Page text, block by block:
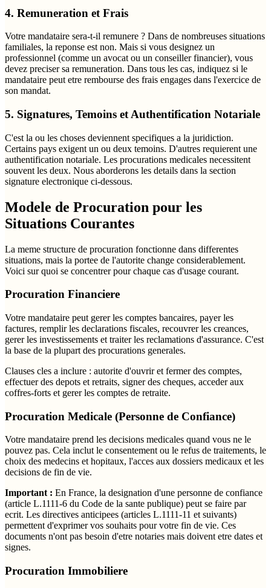
4. Remuneration et Frais
Votre mandataire sera-t-il remunere ? Dans de nombreuses situations
familiales, la reponse est non. Mais si vous designez un
professionnel (comme un avocat ou un conseiller financier), vous
devez preciser sa remuneration. Dans tous les cas, indiquez si le
mandataire peut etre rembourse des frais engages dans l'exercice de
son mandat.
5. Signatures, Temoins et Authentification Notariale
C'est la ou les choses deviennent specifiques a la juridiction.
Certains pays exigent un ou deux temoins. D'autres requierent une
authentification notariale. Les procurations medicales necessitent
souvent les deux. Nous aborderons les details dans la section
signature electronique ci-dessous.
Modele de Procuration pour les
Situations Courantes
La meme structure de procuration fonctionne dans differentes
situations, mais la portee de l'autorite change considerablement.
Voici sur quoi se concentrer pour chaque cas d'usage courant.
Procuration Financiere
Votre mandataire peut gerer les comptes bancaires, payer les
factures, remplir les declarations fiscales, recouvrer les creances,
gerer les investissements et traiter les reclamations d'assurance. C'est
la base de la plupart des procurations generales.
Clauses cles a inclure : autorite d'ouvrir et fermer des comptes,
effectuer des depots et retraits, signer des cheques, acceder aux
coffres-forts et gerer les comptes de retraite.
Procuration Medicale (Personne de Confiance)
Votre mandataire prend les decisions medicales quand vous ne le
pouvez pas. Cela inclut le consentement ou le refus de traitements, le
choix des medecins et hopitaux, l'acces aux dossiers medicaux et les
decisions de fin de vie.
Important : En France, la designation d'une personne de confiance
(article L.1111-6 du Code de la sante publique) peut se faire par
ecrit. Les directives anticipees (articles L.1111-11 et suivants)
permettent d'exprimer vos souhaits pour votre fin de vie. Ces
documents n'ont pas besoin d'etre notaries mais doivent etre dates et
signes.
Procuration Immobiliere